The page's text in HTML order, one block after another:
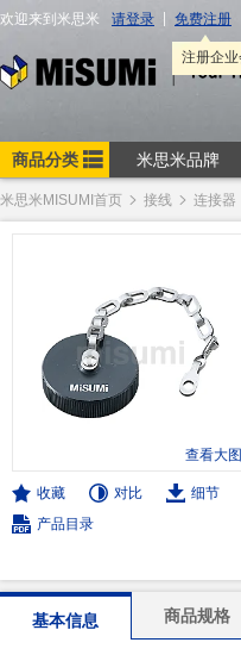
米思米MISUMI首页 接线 连接器
查看大图
收藏 对比
细节
产品目录
基本信息 商品规格